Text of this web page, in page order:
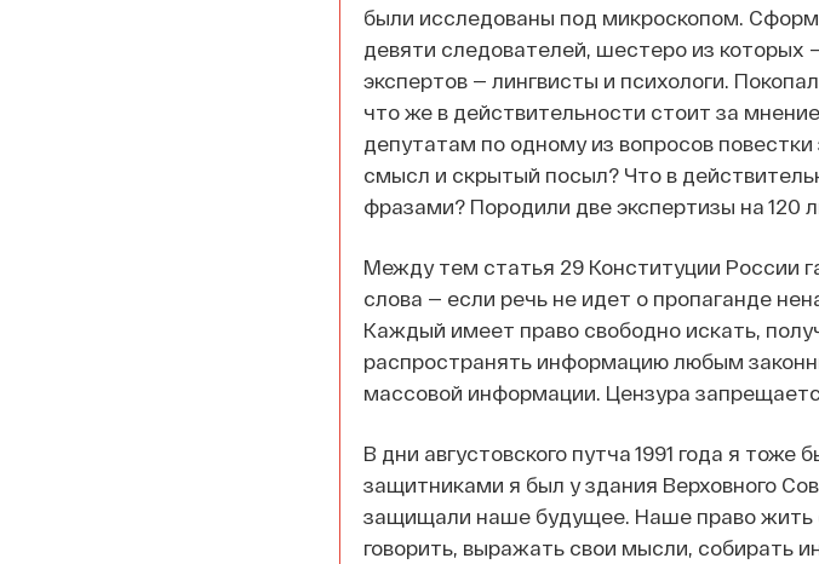
были исследованы под микроскопом.
девяти следователей, шестеро из которых
экспертов — лингвисты и психологи.
что же в действительности стоит за
депутатам по одному из вопросов
смысл и скрытый посыл? Что в
фразами? Породили две экспертизы на 120
Между тем статья 29 Конституции России
слова — если речь не идет о пропаганде
Каждый имеет право свободно искать,
распространять информацию любым
массовой информации. Цензура
В дни августовского путча 1991 года я
защитниками я был у здания Верховного
защищали наше будущее. Наше право жить
говорить, выражать свои мысли, собирать